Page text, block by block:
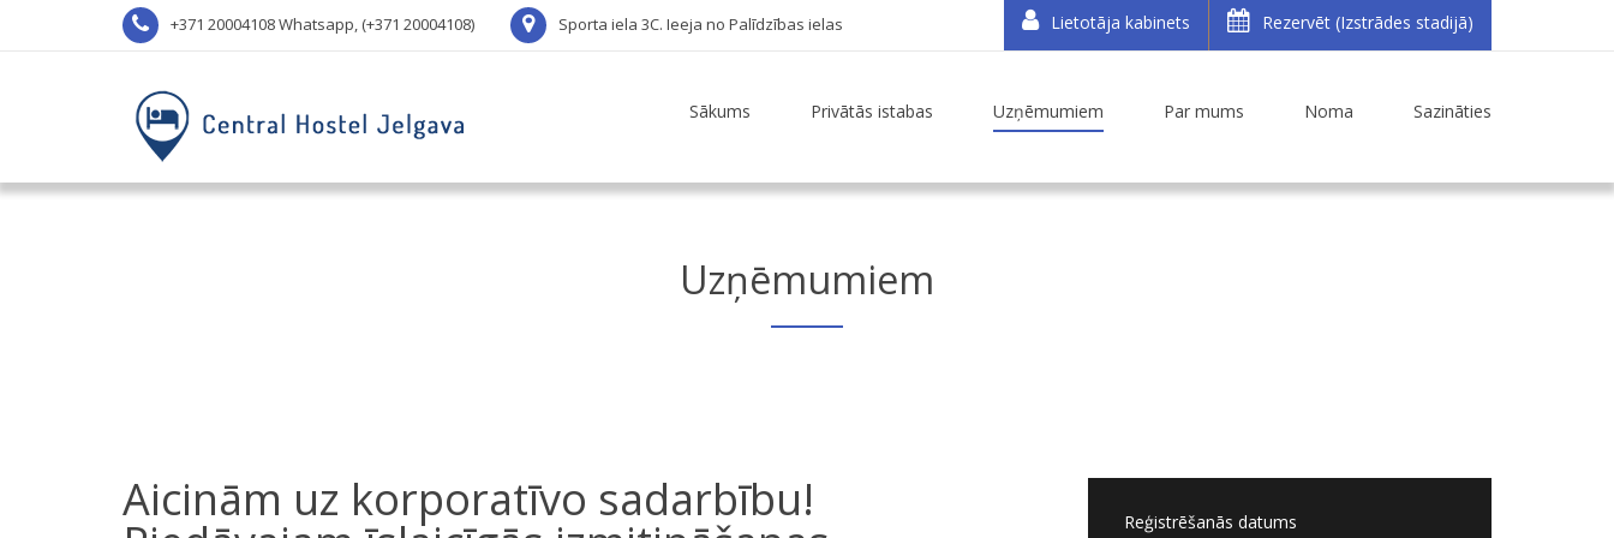
+371 20004108 Whatsapp, (+371 20004108) Sporta iela 3C. Ieeja no Palīdzības ielas Lietotāja kabinets Rezervēt (Izstrādes stadijā)
Sākums Privātās istabas Uzņēmumiem Par mums Noma Sazināties
Uzņēmumiem
Aicinām uz korporatīvo sadarbību! Reģistrēšanās datums